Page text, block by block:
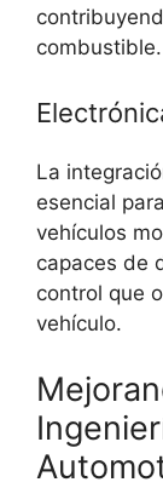
combustible.
La
esencial
vehículos
capaces de
control que
vehículo.